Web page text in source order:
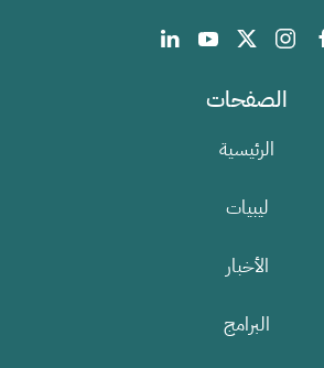
الصفحات
الرئيسية
ليبيات
الأخبار
البرامج